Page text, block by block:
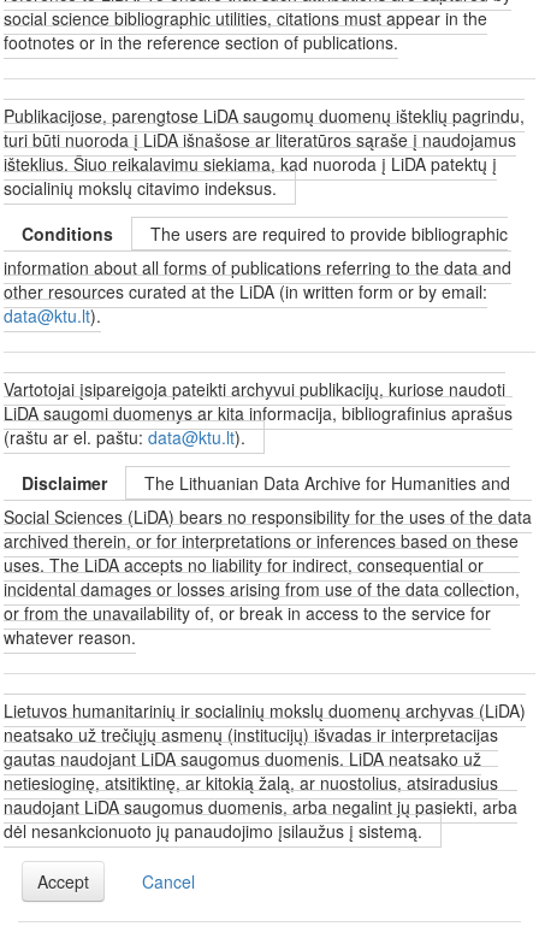
social science bibliographic utilities, citations must appear in the
footnotes or in the reference section of publications.
Publikacijose, parengtose LiDA saugomų duomenų išteklių pagrindu,
turi būti nuoroda į LiDA išnašose ar literatūros sąraše į naudojamus
išteklius. Šiuo reikalavimu siekiama, kad nuoroda į LiDA patektų į
socialinių mokslų citavimo indeksus.
Conditions
The users are required to provide bibliographic
information about all forms of publications referring to the data and
other resources curated at the LiDA (in written form or by email:
data@ktu.lt).
Vartotojai įsipareigoja pateikti archyvui publikacijų, kuriose naudoti
LiDA saugomi duomenys ar kita informacija, bibliografinius aprašus
(raštu ar el. paštu:data@ktu.lt).
Disclaimer
The Lithuanian Data Archive for Humanities and
Social Sciences (LiDA) bears no responsibility for the uses of the data
archived therein, or for interpretations or inferences based on these
uses. The LiDA accepts no liability for indirect, consequential or
incidental damages or losses arising from use of the data collection,
or from the unavailability of, or break in access to the service for
whatever reason.
Lietuvos humanitarinių ir socialinių mokslų duomenų archyvas (LiDA)
neatsako už trečiųjų asmenų (institucijų) išvadas ir interpretacijas
gautas naudojant LiDA saugomus duomenis. LiDA neatsako už
netiesioginę, atsitiktinę, ar kitokią žalą, ar nuostolius, atsiradusius
naudojant LiDA saugomus duomenis, arba negalint jų pasiekti, arba
dėl nesankcionuoto jų panaudojimo įsilaužus į sistemą.
Accept Cancel